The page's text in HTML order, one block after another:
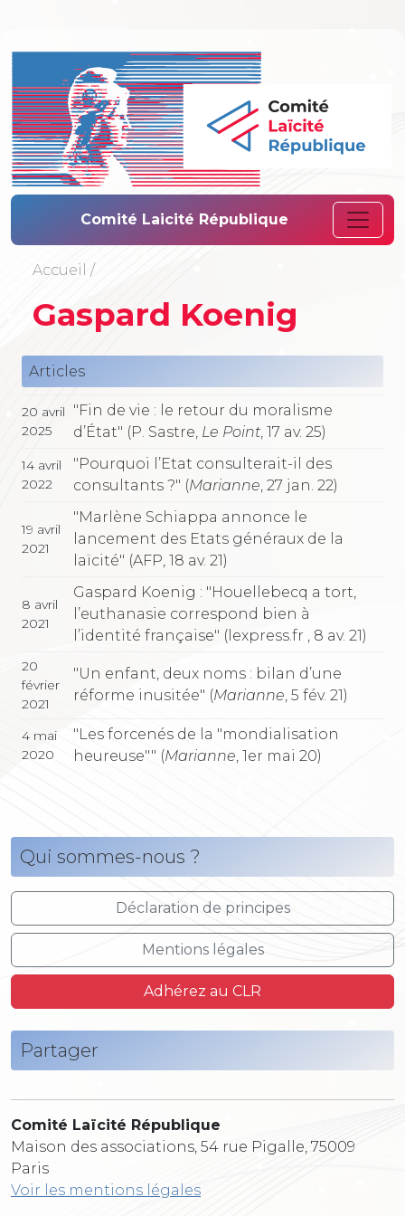
Comité Laïcité
Comité Laicité République
Accueil /
Gaspard Koenig
Articles
20 avril
2025
"Fin de vie : le retour du moralisme
d’État" (P. Sastre, Le Point , 17 av. 25)
14 avril
2022
"Pourquoi l’Etat consulterait-il des
consultants ?" (Marianne , 27 jan. 22)
19 avril
2021
"Marlène Schiappa annonce le
lancement des Etats généraux de la
laïcité" (AFP, 18 av. 21)
8 avril
2021
Gaspard Koenig : "Houellebecq a tort,
l’euthanasie correspond bien à
l’identité française" (lexpress.fr , 8 av. 21)
20
février
2021
"Un enfant, deux noms : bilan d’une
réforme inusitée" (Marianne, 5 fév. 21)
4 mai
2020
"Les forcenés de la "mondialisation
heureuse"" (Marianne , 1er mai 20)
Qui sommes-nous ?
Déclaration de principes
Mentions légales
Adhérez au CLR
Partager
Comité Laïcité République
Maison des associations, 54 rue Pigalle, 75009
Paris
Voir les mentions légales